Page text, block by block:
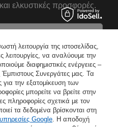
ελκυστικές προσφορές.
σας
σκοπούς και το πεδίο εφαρμογής της υπηρεσίας Newsletter στο
λειτουργία της ιστοσελίδας,
να αναλύουμε την
διαφημιστικές ενέργειες –
Συνεργάτες μας. Τα
την εξατομίκευση των
μπορείτε να βρείτε στην
πληροφορίες σχετικά με τον
τα δεδομένα βρίσκονται στη
Google. Η αποδοχή